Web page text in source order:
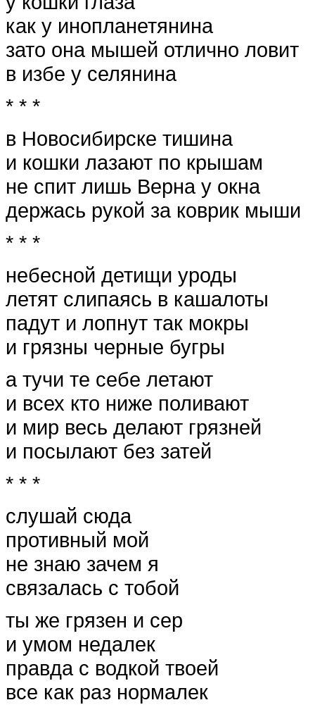
как у инопланетянина
зато она мышей отлично ловит
в избе у селянина
* * *
в Новосибирске тишина
и кошки лазают по крышам
не спит лишь Верна у окна
держась рукой за коврик мыши
* * *
небесной детищи уроды
летят слипаясь в кашалоты
падут и лопнут так мокры
и грязны черные бугры
а тучи те себе летают
и всех кто ниже поливают
и мир весь делают грязней
и посылают без затей
* * *
слушай сюда
противный мой
не знаю зачем я
связалась с тобой
ты же грязен и сер
и умом недалек
правда с водкой твоей
все как раз нормалек